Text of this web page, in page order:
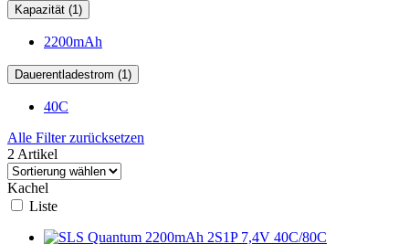
Kapazität (1)
2200mAh
Dauerentladestrom (1)
40C
Alle Filter zurücksetzen
2 Artikel
Kachel
Liste